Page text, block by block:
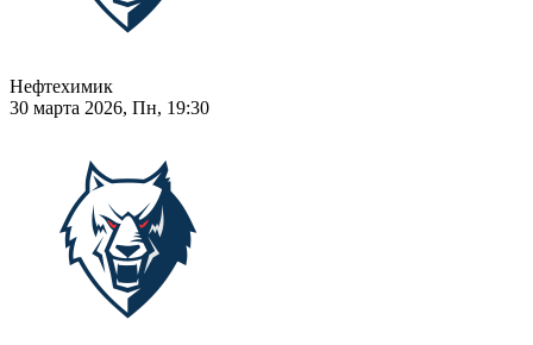
Нефтехимик
30 марта 2026, Пн, 19:30